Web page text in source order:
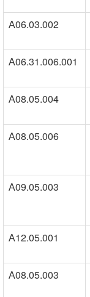
А06.03.002
А06.31.006.001
А08.05.004
А08.05.006
А09.05.003
А12.05.001
А08.05.003